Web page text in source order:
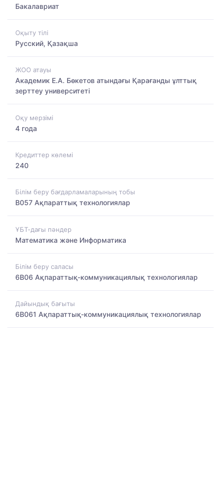
Бакалавриат
Оқыту тілі
Русский, Қазақша
ЖОО атауы
Академик Е.А. Бөкетов атындағы Қарағанды ұлттық
зерттеу университеті
Оқу мерзімі
4 года
Кредиттер көлемі
240
Білім беру бағдарламаларының тобы
B057 Ақпараттық технологиялар
ҰБТ-дағы пәндер
Математика және Информатика
Білім беру саласы
6B06 Ақпараттық-коммуникациялық технологиялар
Дайындық бағыты
6B061 Ақпараттық-коммуникациялық технологиялар